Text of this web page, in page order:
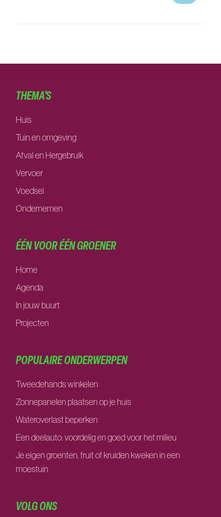
THEMA’S
Huis
Tuin en omgeving
Afval en Hergebruik
Vervoer
Voedsel
Ondernemen
ÉÉN VOOR ÉÉN GROENER
Home
Agenda
In jouw buurt
Projecten
POPULAIRE ONDERWERPEN
Tweedehands winkelen
Zonnepanelen plaatsen op je huis
Wateroverlast beperken
Een deelauto: voordelig en goed voor het milieu
Je eigen groenten, fruit of kruiden kweken in een
moestuin
VOLG ONS